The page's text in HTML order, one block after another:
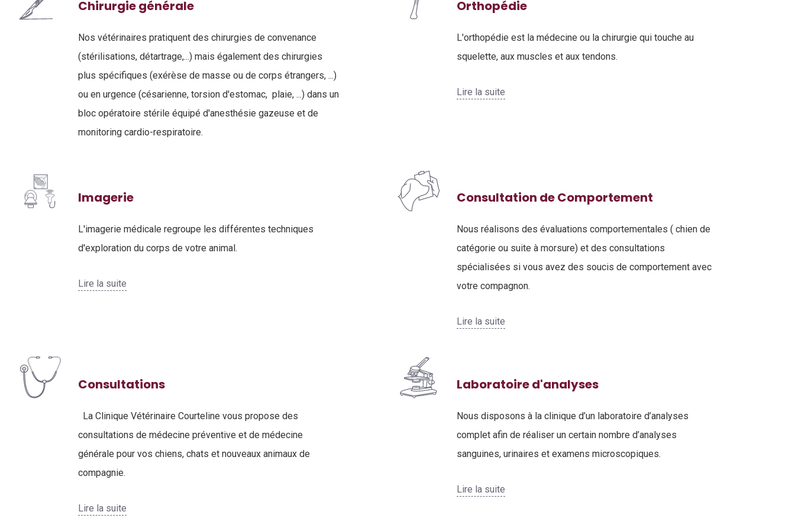
Chirurgie générale
Nos vétérinaires pratiquent des chirurgies de convenance
(stérilisations, détartrage,...) mais également des chirurgies
plus spécifiques (exérèse de masse ou de corps étrangers, ...)
ou en urgence (césarienne, torsion d'estomac, plaie, ...) dans un
bloc opératoire stérile équipé d'anesthésie gazeuse et de
monitoring cardio-respiratoire.
Orthopédie
L'orthopédie est la médecine ou la chirurgie qui touche au
squelette, aux muscles et aux tendons.
Lire la suite
Imagerie
L'imagerie médicale regroupe les différentes techniques
d'exploration du corps de votre animal.
Lire la suite
Consultation de Comportement
Nous réalisons des évaluations comportementales ( chien de
catégorie ou suite à morsure) et des consultations
spécialisées si vous avez des soucis de comportement avec
votre compagnon.
Lire la suite
Consultations
La Clinique Vétérinaire Courteline vous propose des
consultations de médecine préventive et de médecine
générale pour vos chiens, chats et nouveaux animaux de
compagnie.
Lire la suite
Laboratoire d'analyses
Nous disposons à la clinique d’un laboratoire d’analyses
complet afin de réaliser un certain nombre d’analyses
sanguines, urinaires et examens microscopiques.
Lire la suite